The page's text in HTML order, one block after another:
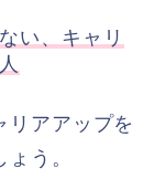
い、キャリ
リアアップを
う。